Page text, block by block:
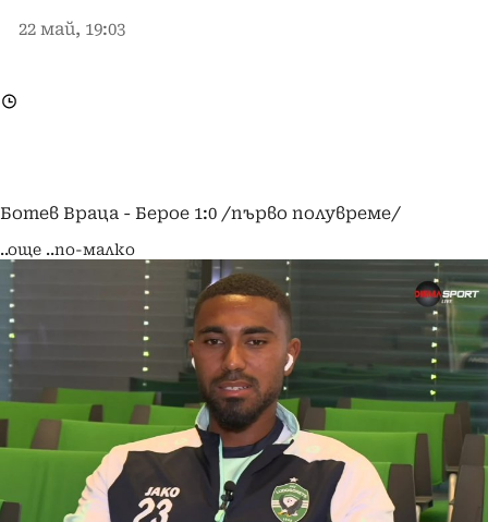
22 май, 19:03
Ботев Враца - Берое 1:0 /първо полувреме/
..още ..по-малко